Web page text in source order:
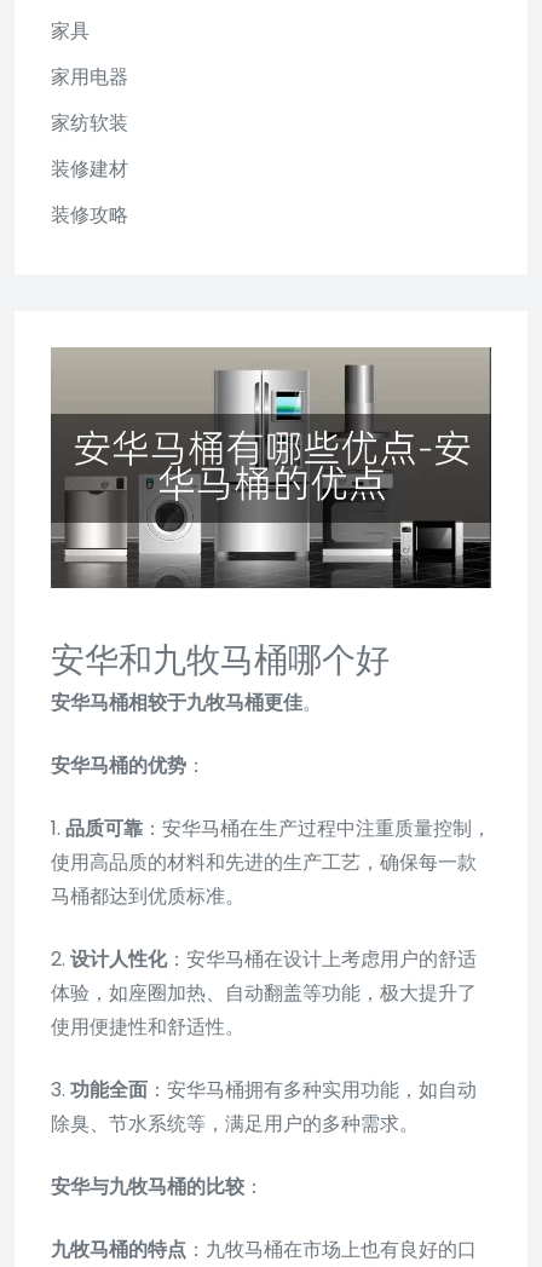
安华和九牧马桶哪个好
安华马桶相较于九牧马桶更佳。
安华马桶的优势 ：
1. 品质可靠 ：安华马桶在生产过程中注重质量控制，
使用高品质的材料和先进的生产工艺，确保每一款
马桶都达到优质标准。
2. 设计人性化：安华马桶在设计上考虑用户的舒适
体验，如座圈加热、自动翻盖等功能，极大提升了
使用便捷性和舒适性。
3. 功能全面 ：安华马桶拥有多种实用功能，如自动
除臭、节水系统等，满足用户的多种需求。
安华与九牧马桶的比较 ：
九牧马桶的特点 ：九牧马桶在市场上也有良好的口
家具
家用电器
家纺软装
装修建材
装修攻略